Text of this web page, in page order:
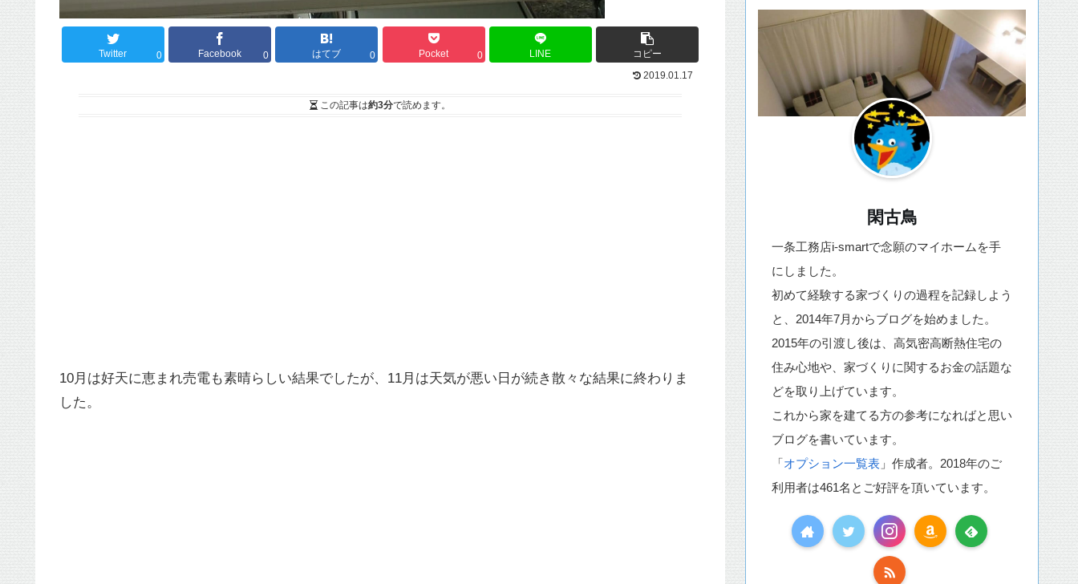
Twitter 0 Facebook 0 はてブ 0 Pocket 0 LINE
コピー
2019.01.17
この記事は約3分で読めます。
10月は好天に恵まれ売電も素晴らしい結果でしたが、11月は天気が悪い日が続き散々な結果に終わりま
した。
閑古鳥
一条工務店i-smartで念願のマイホームを手
にしました。
初めて経験する家づくりの過程を記録しよう
と、2014年7月からブログを始めました。
2015年の引渡し後は、高気密高断熱住宅の
住み心地や、家づくりに関するお金の話題な
どを取り上げています。
これから家を建てる方の参考になればと思い
ブログを書いています。
「オプション一覧表 」作成者。2018年のご
利用者は461名とご好評を頂いています。